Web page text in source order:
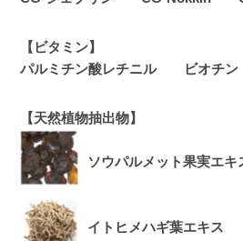
【ビタミン】
パルミチン酸レチニル ビオチン
【天然植物抽出物】
ソウパルメット果実エキ
イトヒメハギ葉エキス